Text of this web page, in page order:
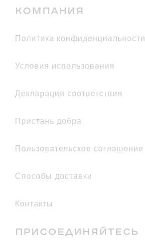
КОМПАНИЯ
политика конфиденциальности
условия использования
декларация соответствия
Пристань добра
Пользовательское соглашение
Способы доставки
Контакты
ПРИСОЕДИНЯЙТЕСЬ